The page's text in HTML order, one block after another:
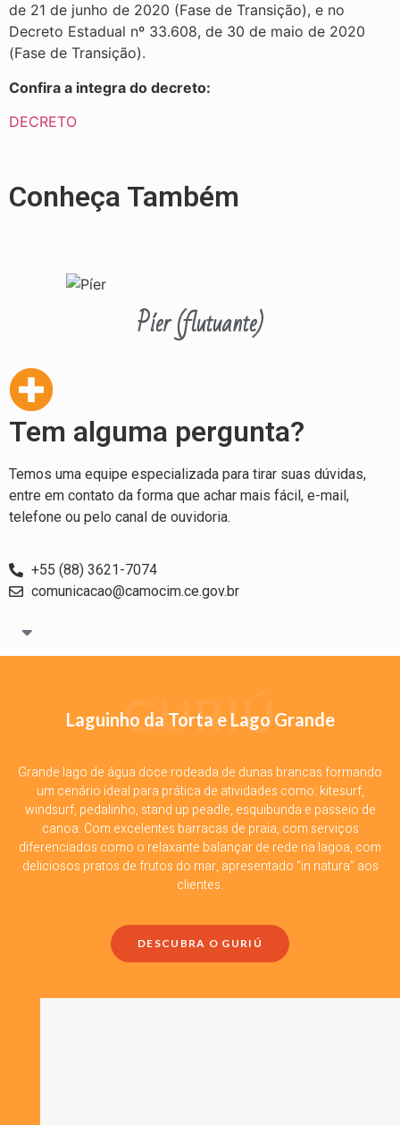
de 21 de junho de 2020 (Fase de Transição), e no
Decreto Estadual nº 33.608, de 30 de maio de 2020
(Fase de Transição).
Confira a integra do decreto:
DECRETO
Conheça Também
Píer (flutuante)
Tem alguma pergunta?
Temos uma equipe especializada para tirar suas dúvidas,
entre em contato da forma que achar mais fácil, e-mail,
telefone ou pelo canal de ouvidoria.
+55 (88) 3621-7074
comunicacao@camocim.ce.gov.br
GURIÚ
Laguinho da Torta e Lago Grande
Grande lago de água doce rodeada de dunas brancas formando
um cenário ideal para prática de atividades como: kitesurf,
windsurf, pedalinho, stand up peadle, esquibunda e passeio de
canoa. Com excelentes barracas de praia, com serviços
diferenciados como o relaxante balançar de rede na lagoa, com
deliciosos pratos de frutos do mar, apresentado “in natura” aos
clientes.
DESCUBRA O GURIÚ